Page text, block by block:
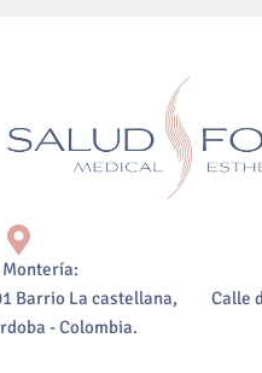
Montería:
Barrio La castellana,
- Colombia.
Calle